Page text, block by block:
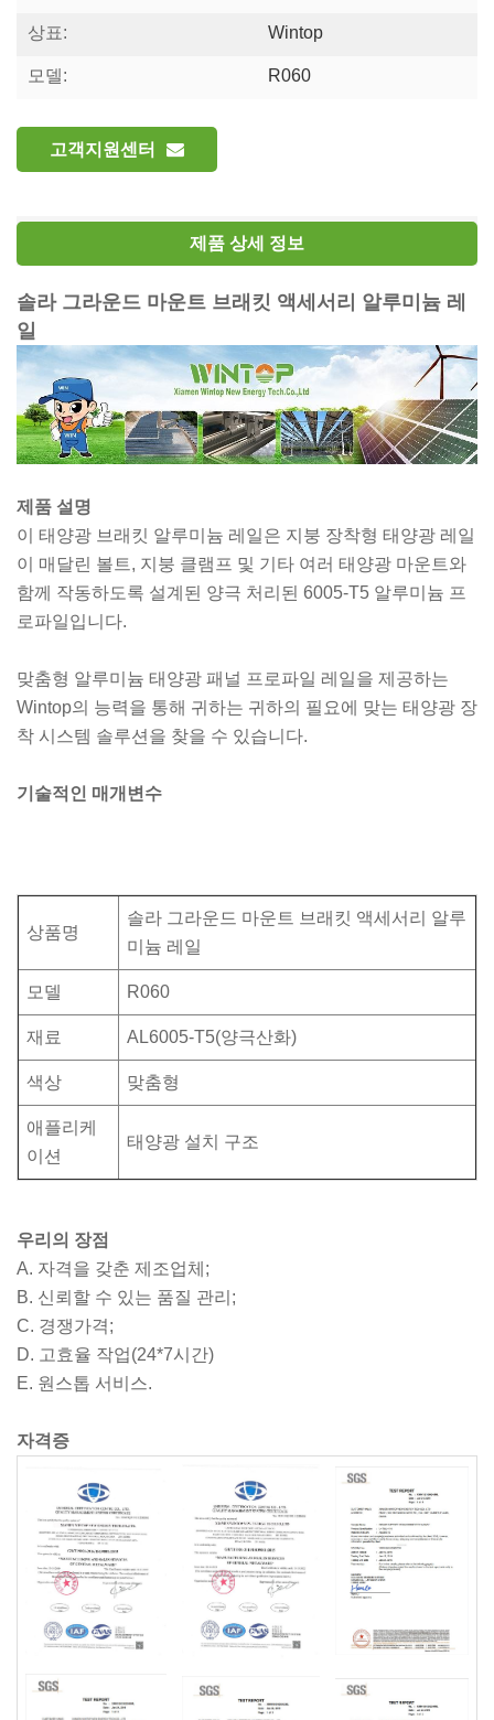
상표: Wintop
모델: R060
고객지원센터
제품 상세 정보
솔라 그라운드 마운트 브래킷 액세서리 알루미늄 레
일
제품 설명
이 태양광 브래킷 알루미늄 레일은 지붕 장착형 태양광 레일
이 매달린 볼트, 지붕 클램프 및 기타 여러 태양광 마운트와
함께 작동하도록 설계된 양극 처리된 6005-T5 알루미늄 프
로파일입니다.
맞춤형 알루미늄 태양광 패널 프로파일 레일을 제공하는
Wintop의 능력을 통해 귀하는 귀하의 필요에 맞는 태양광 장
착 시스템 솔루션을 찾을 수 있습니다.
기술적인 매개변수
상품명
솔라 그라운드 마운트 브래킷 액세서리 알루
미늄 레일
모델 R060
재료 AL6005-T5(양극산화)
색상 맞춤형
애플리케
이션
태양광 설치 구조
우리의 장점
A. 자격을 갖춘 제조업체;
B. 신뢰할 수 있는 품질 관리;
C. 경쟁가격;
D. 고효율 작업(24*7시간)
E. 원스톱 서비스.
자격증